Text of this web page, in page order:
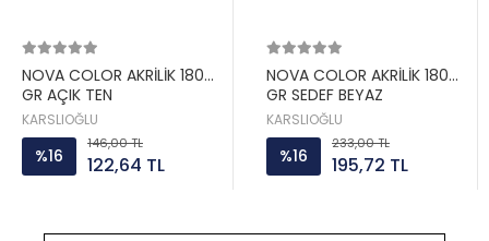
NOVA COLOR AKRİLİK 180
GR AÇIK TEN
KARSLIOĞLU
%16
146,00 TL
122,64 TL
NOVA COLOR AKRİLİK 180
GR SEDEF BEYAZ
KARSLIOĞLU
%16
233,00 TL
195,72 TL